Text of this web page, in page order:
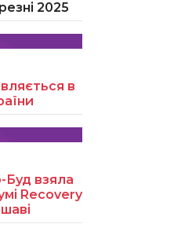
2025
в
Буд взяла
Recovery